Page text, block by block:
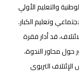
والتعليم الأولي
وتعليم الكبار.
قد أدار فقرة
حول محاور الندوة،
التربوي